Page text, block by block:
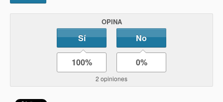
OPINA
Sí No
100% 0%
2 opiniones